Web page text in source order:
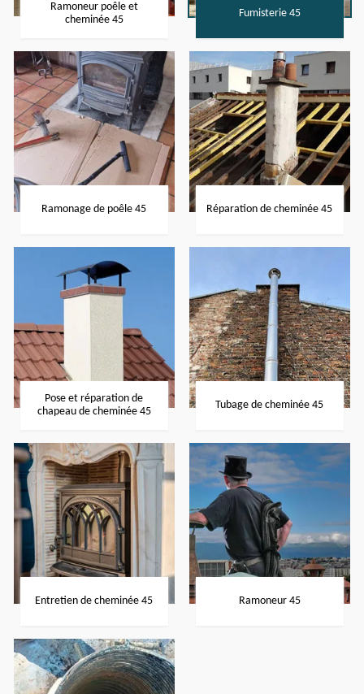
Ramoneur poêle et
cheminée 45
Fumisterie 45
Ramonage de poêle 45 Réparation de cheminée 45
Pose et réparation de
chapeau de cheminée 45
Tubage de cheminée 45
Entretien de cheminée 45 Ramoneur 45